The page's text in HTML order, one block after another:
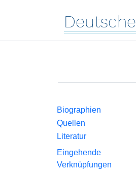
Deutsche
Biographien
Quellen
Literatur
Eingehende
Verknüpfungen